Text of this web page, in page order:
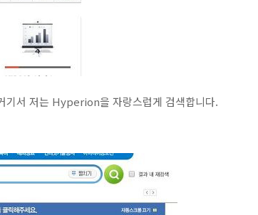
기서 저는 Hyperion을 자랑스럽게 검색합니다.